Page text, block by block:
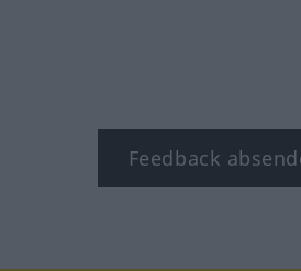
Feedback